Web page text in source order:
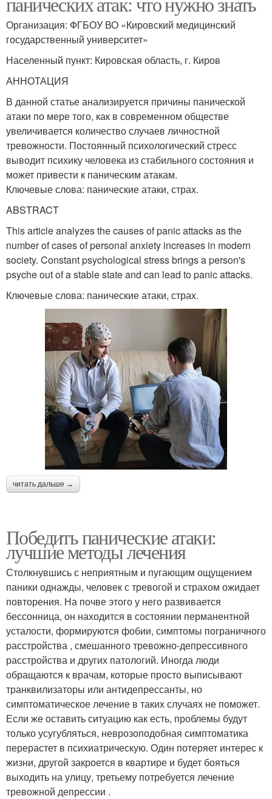
Организация: ФГБОУ ВО «Кировский медицинский
государственный университет»
Населенный пункт: Кировская область, г. Киров
АННОТАЦИЯ
В данной статье анализируется причины панической
атаки по мере того, как в современном обществе
увеличивается количество случаев личностной
тревожности. Постоянный психологический стресс
выводит психику человека из стабильного состояния и
может привести к паническим атакам.
Ключевые слова: панические атаки, страх.
ABSTRACT
This article analyzes the causes of panic attacks as the
number of cases of personal anxiety increases in modern
society. Constant psychological stress brings a person's
psyche out of a stable state and can lead to panic attacks.
Ключевые слова: панические атаки, страх.
читать дальше →
Победить панические атаки:
лучшие методы лечения
Столкнувшись с неприятным и пугающим ощущением
паники однажды, человек с тревогой и страхом ожидает
повторения. На почве этого у него развивается
бессонница, он находится в состоянии перманентной
усталости, формируются фобии, симптомы пограничного
расстройства , смешанного тревожно-депрессивного
расстройства и других патологий. Иногда люди
обращаются к врачам, которые просто выписывают
транквилизаторы или антидепрессанты, но
симптоматическое лечение в таких случаях не поможет.
Если же оставить ситуацию как есть, проблемы будут
только усугубляться, неврозоподобная симптоматика
перерастет в психиатрическую. Один потеряет интерес к
жизни, другой закроется в квартире и будет бояться
выходить на улицу, третьему потребуется лечение
тревожной депрессии .